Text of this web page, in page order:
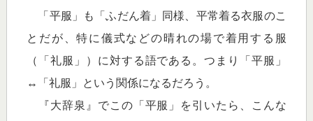
「平服」も「ふだん着」同様、平常着る衣服のこ
とだが、特に儀式などの晴れの場で着用する服
（「礼服」）に対する語である。つまり「平服」
↔「礼服」という関係になるだろう。
『大辞泉』でこの「平服」を引いたら、こんな